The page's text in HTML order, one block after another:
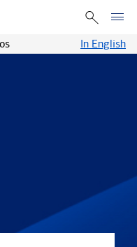
In English